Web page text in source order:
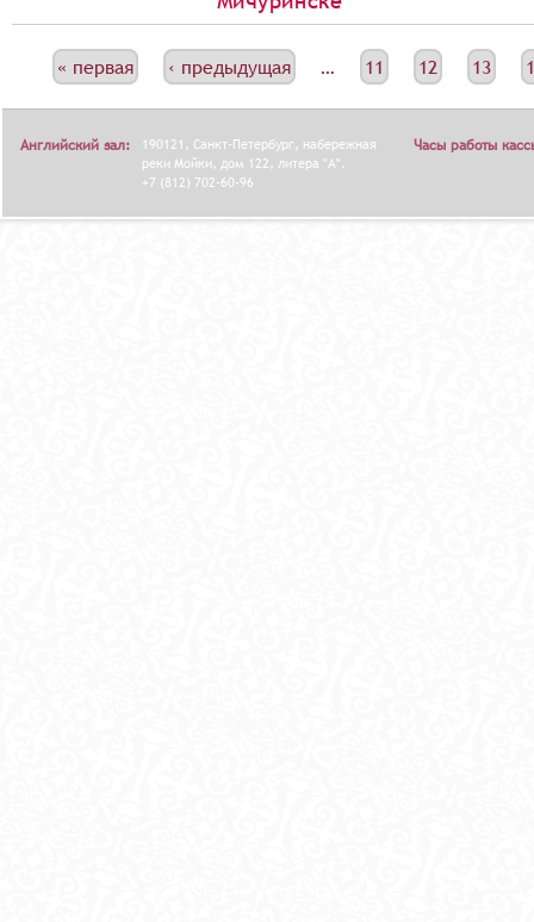
Р
И
« первая ‹ предыдущая … 11 12 13
Английский зал:
190121, Санкт-Петербург, набережная
реки Мойки, дом 122, литера "А".
+7 (812) 702-60-96
Часы работы